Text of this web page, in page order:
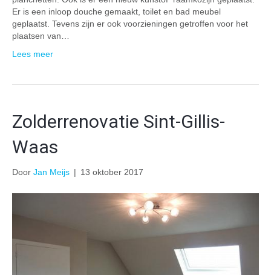
Er is een inloop douche gemaakt, toilet en bad meubel
geplaatst. Tevens zijn er ook voorzieningen getroffen voor het
plaatsen van…
Lees meer
Zolderrenovatie Sint-Gillis-
Waas
Door Jan Meijs | 13 oktober 2017